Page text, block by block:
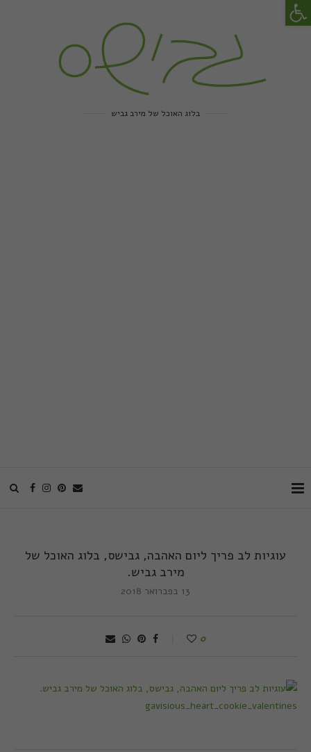
בלוג האוכל של מירב גביש
עוגיות לב פריך ליום האהבה, גבישס, בלוג האוכל של
מירב גביש.
13 בפברואר 2018
0